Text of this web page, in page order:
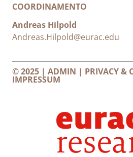
COORDINAMENTO
Andreas Hilpold
Andreas.Hilpold@eurac.edu
© 2025 | ADMIN | PRIVACY &
IMPRESSUM